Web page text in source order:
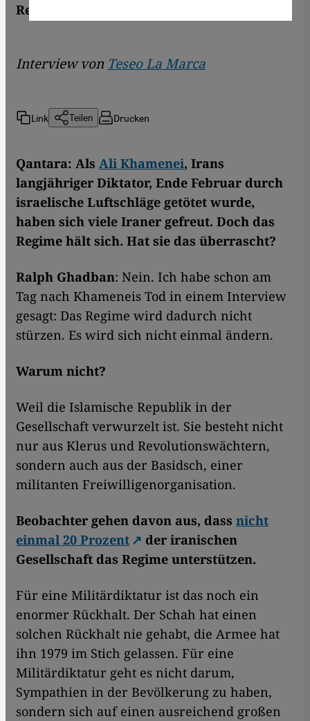
Regime aufbaue.
Interview von Teseo La Marca
Link Teilen Drucken
Qantara: Als Ali Khamenei, Irans
langjähriger Diktator, Ende Februar durch
israelische Luftschläge getötet wurde,
haben sich viele Iraner gefreut. Doch das
Regime hält sich. Hat sie das überrascht?
Ralph Ghadban: Nein. Ich habe schon am
Tag nach Khameneis Tod in einem Interview
gesagt: Das Regime wird dadurch nicht
stürzen. Es wird sich nicht einmal ändern.
Warum nicht?
Weil die Islamische Republik in der
Gesellschaft verwurzelt ist. Sie besteht nicht
nur aus Klerus und Revolutionswächtern,
sondern auch aus der Basidsch, einer
militanten Freiwilligenorganisation.
Beobachter gehen davon aus, dass nicht
einmal 20 Prozent
der iranischen
Gesellschaft das Regime unterstützen.
Für eine Militärdiktatur ist das noch ein
enormer Rückhalt. Der Schah hat einen
solchen Rückhalt nie gehabt, die Armee hat
ihn 1979 im Stich gelassen. Für eine
Militärdiktatur geht es nicht darum,
Sympathien in der Bevölkerung zu haben,
sondern sich auf einen ausreichend großen